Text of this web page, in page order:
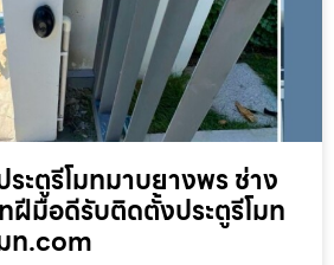
ะตูรีโมทมาบยางพร ช่าง
ฝีมือดีรับติดตั้งประตูรีโมท
ท.com